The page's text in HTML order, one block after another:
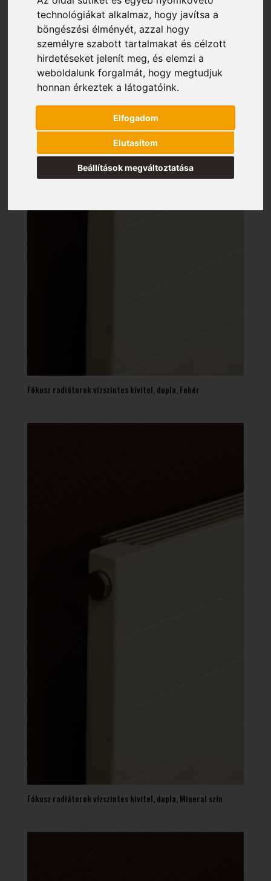
technológiákat alkalmaz, hogy javítsa a
böngészési élményét, azzal hogy
személyre szabott tartalmakat és célzott
hirdetéseket jelenít meg, és elemzi a
weboldalunk forgalmát, hogy megtudjuk
honnan érkeztek a látogatóink.
Elfogadom
Elutasítom
Beállítások megváltoztatása
Fókusz radiátorok vízszintes kivitel, dupla, Fehér
Fókusz radiátorok vízszintes kivitel, dupla, Mineral szín